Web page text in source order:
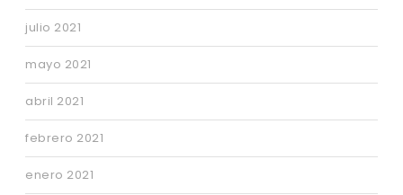
julio 2021
mayo 2021
abril 2021
febrero 2021
enero 2021